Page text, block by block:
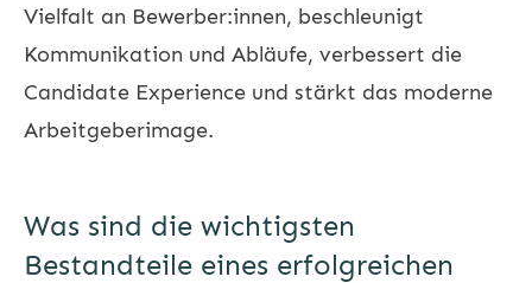
Vielfalt an Bewerber:innen, beschleunigt
Kommunikation und Abläufe, verbessert die
Candidate Experience und stärkt das moderne
Arbeitgeberimage.
Was sind die wichtigsten
Bestandteile eines erfolgreichen